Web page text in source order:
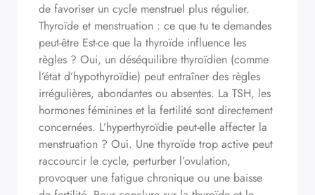
de favoriser un cycle menstruel plus régulier.
Thyroïde et menstruation : ce que tu te demandes
peut-être Est-ce que la thyroïde influence les
règles ? Oui, un déséquilibre thyroïdien (comme
l’état d’hypothyroïdie) peut entraîner des règles
irrégulières, abondantes ou absentes. La TSH, les
hormones féminines et la fertilité sont directement
concernées. L’hyperthyroïdie peut-elle affecter la
menstruation ? Oui. Une thyroïde trop active peut
raccourcir le cycle, perturber l’ovulation,
provoquer une fatigue chronique ou une baisse